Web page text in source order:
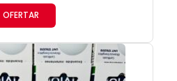
OFERTAR